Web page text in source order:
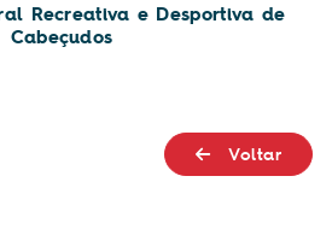
Recreativa e Desportiva de
Cabeçudos
Voltar